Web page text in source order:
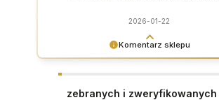
Komentarz sklepu
2026-01-22
zebranych i zweryfikowanych